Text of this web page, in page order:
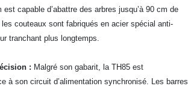
capable d’abattre des arbres jusqu’à 90 cm de
couteaux sont fabriqués en acier spécial anti-
tranchant plus longtemps.
: Malgré son gabarit, la TH85 est
à son circuit d’alimentation synchronisé. Les barres